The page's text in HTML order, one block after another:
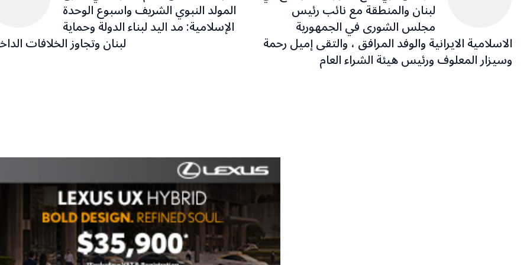
لبنان والمنطقة مع نائب رئيس
مجلس الشورى في الجمهورية
الاسلامية الايرانية والوفد المرافق ، والتقى إميل رحمة
وسيزار المعلوف ورئيس هيئة الشراء العام
المولد النبوي الشريف واسبوع الوحدة
الإسلامية: مد اليد لبناء الدولة وحماية
لبنان وتجاوز الخلافات